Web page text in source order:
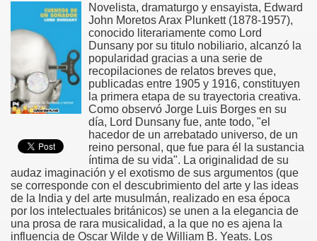
Novelista, dramaturgo y ensayista, Edward
John Moretos Arax Plunkett (1878-1957),
conocido literariamente como Lord
Dunsany por su titulo nobiliario, alcanzó la
popularidad gracias a una serie de
recopilaciones de relatos breves que,
publicadas entre 1905 y 1916, constituyen
la primera etapa de su trayectoria creativa.
Como observó Jorge Luis Borges en su
día, Lord Dunsany fue, ante todo, "el
hacedor de un arrebatado universo, de un
reino personal, que fue para él la sustancia
íntima de su vida". La originalidad de su
audaz imaginación y el exotismo de sus argumentos (que
se corresponde con el descubrimiento del arte y las ideas
de la India y del arte musulmán, realizado en esa época
por los intelectuales británicos) se unen a la elegancia de
una prosa de rara musicalidad, a la que no es ajena la
influencia de Oscar Wilde y de William B. Yeats. Los